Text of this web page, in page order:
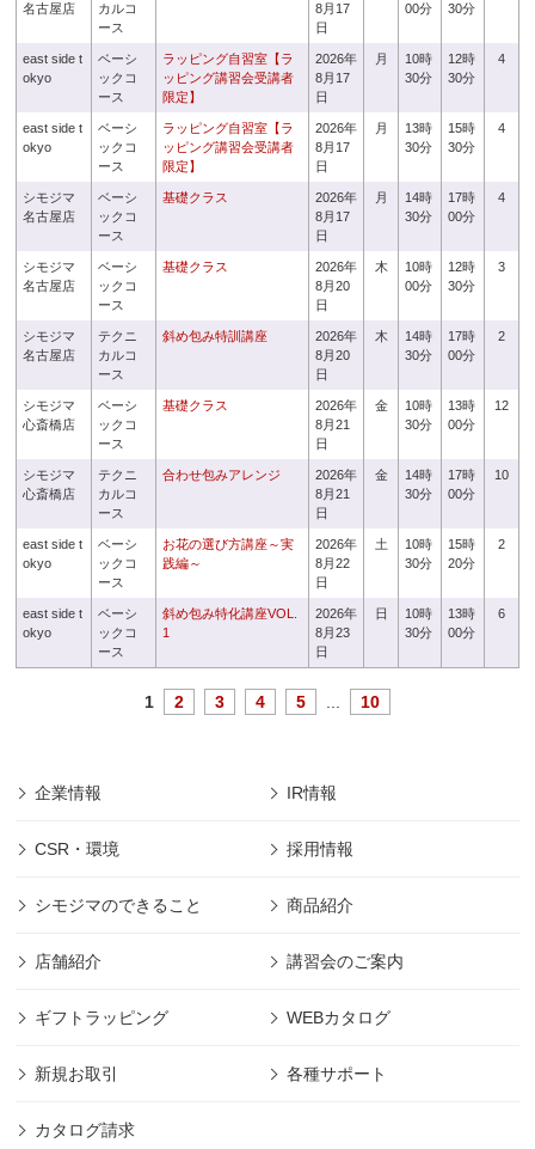
名古屋店
カルコ
ース
8月17
日
00分
30分
east side t
okyo
ベーシ
ックコ
ース
ラッピング自習室【ラ
ッピング講習会受講者
限定】
2026年
8月17
日
月
10時
30分
12時
30分
4
east side t
okyo
ベーシ
ックコ
ース
ラッピング自習室【ラ
ッピング講習会受講者
限定】
2026年
8月17
日
月
13時
30分
15時
30分
4
シモジマ
名古屋店
ベーシ
ックコ
ース
基礎クラス
2026年
8月17
日
月
14時
30分
17時
00分
4
シモジマ
名古屋店
ベーシ
ックコ
ース
基礎クラス
2026年
8月20
日
木
10時
00分
12時
30分
3
シモジマ
名古屋店
テクニ
カルコ
ース
斜め包み特訓講座
2026年
8月20
日
木
14時
30分
17時
00分
2
シモジマ
心斎橋店
ベーシ
ックコ
ース
基礎クラス
2026年
8月21
日
金
10時
30分
13時
00分
12
シモジマ
心斎橋店
テクニ
カルコ
ース
合わせ包みアレンジ
2026年
8月21
日
金
14時
30分
17時
00分
10
east side t
okyo
ベーシ
ックコ
ース
お花の選び方講座～実
践編～
2026年
8月22
日
土
10時
30分
15時
20分
2
east side t
okyo
ベーシ
ックコ
ース
斜め包み特化講座VOL.
1
2026年
8月23
日
日
10時
30分
13時
00分
6
1 2 3 4 5 10
企業情報 IR情報
CSR・環境 採用情報
シモジマのできること 商品紹介
店舗紹介 講習会のご案内
ギフトラッピング WEBカタログ
新規お取引 各種サポート
カタログ請求